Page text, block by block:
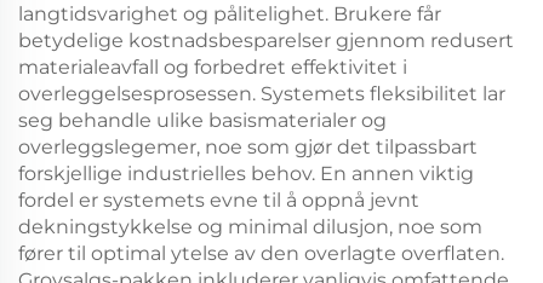
langtidsvarighet og pålitelighet. Brukere får
betydelige kostnadsbesparelser gjennom redusert
materialeavfall og forbedret effektivitet i
overleggelsesprosessen. Systemets fleksibilitet lar
seg behandle ulike basismaterialer og
overleggslegemer, noe som gjør det tilpassbart
forskjellige industrielles behov. En annen viktig
fordel er systemets evne til å oppnå jevnt
dekningstykkelse og minimal dilusjon, noe som
fører til optimal ytelse av den overlagte overflaten.